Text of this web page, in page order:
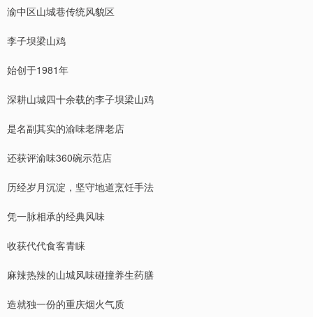
渝中区山城巷传统风貌区
李子坝梁山鸡
始创于1981年
深耕山城四十余载的李子坝梁山鸡
是名副其实的渝味老牌老店
还获评渝味360碗示范店
历经岁月沉淀，坚守地道烹饪手法
凭一脉相承的经典风味
收获代代食客青睐
麻辣热辣的山城风味碰撞养生药膳
造就独一份的重庆烟火气质